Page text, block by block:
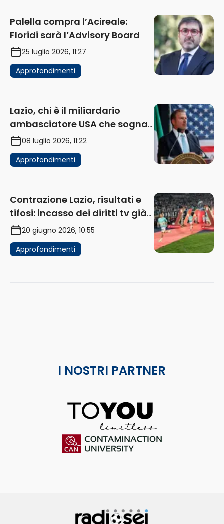
Palella compra l’Acireale:
Floridi sarà l’Advisory Board
25 luglio 2026, 11:27
Approfondimenti
Lazio, chi è il miliardario
ambasciatore USA che sogna
di acquistare un club in Italia
08 luglio 2026, 11:22
Approfondimenti
Contrazione Lazio, risultati e
tifosi: incasso dei diritti tv già
in flessione
20 giugno 2026, 10:55
Approfondimenti
I NOSTRI PARTNER
ToYou